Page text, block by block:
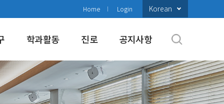
Home Login Korean
학과활동 진로 공지사항